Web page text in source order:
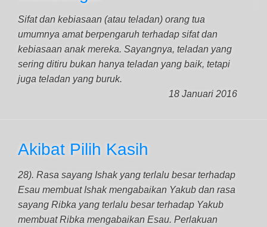
Sifat dan kebiasaan (atau teladan) orang tua
umumnya amat berpengaruh terhadap sifat dan
kebiasaan anak mereka. Sayangnya, teladan yang
sering ditiru bukan hanya teladan yang baik, tetapi
juga teladan yang buruk.
18 Januari 2016
Akibat Pilih Kasih
28). Rasa sayang Ishak yang terlalu besar terhadap
Esau membuat Ishak mengabaikan Yakub dan rasa
sayang Ribka yang terlalu besar terhadap Yakub
membuat Ribka mengabaikan Esau. Perlakuan